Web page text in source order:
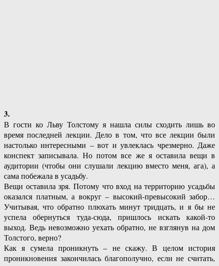
3.
В гости ко Льву Толстому я нашла силы сходить лишь во
время последней лекции. Дело в том, что все лекции были
настолько интересными – вот и увлеклась чрезмерно. Даже
конспект записывала. Но потом все же я оставила вещи в
аудитории (чтобы они слушали лекцию вместо меня, ага), а
сама побежала в усадьбу.
Вещи оставила зря. Потому что вход на территорию усадьбы
оказался платным, а вокруг – высокий-превысокий забор…
Учитывая, что обратно плюхать минут тридцать, и я бы не
успела обернуться туда-сюда, пришлось искать какой-то
выход. Ведь невозможно уехать обратно, не взглянув на дом
Толстого, верно?
Как я сумела проникнуть – не скажу. В целом история
проникновения закончилась благополучно, если не считать,